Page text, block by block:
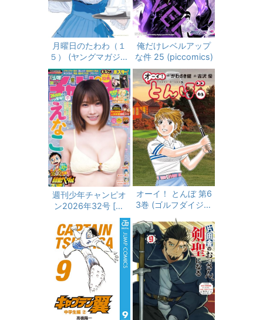
月曜日のたわわ（１
５） (ヤングマガジン
コミックス)
俺だけレベルアップ
な件 25 (piccomics)
週刊少年チャンピオ
ン2026年32号 [雑
オーイ！ とんぼ 第6
3巻 (ゴルフダイジェ
ストコミックス)